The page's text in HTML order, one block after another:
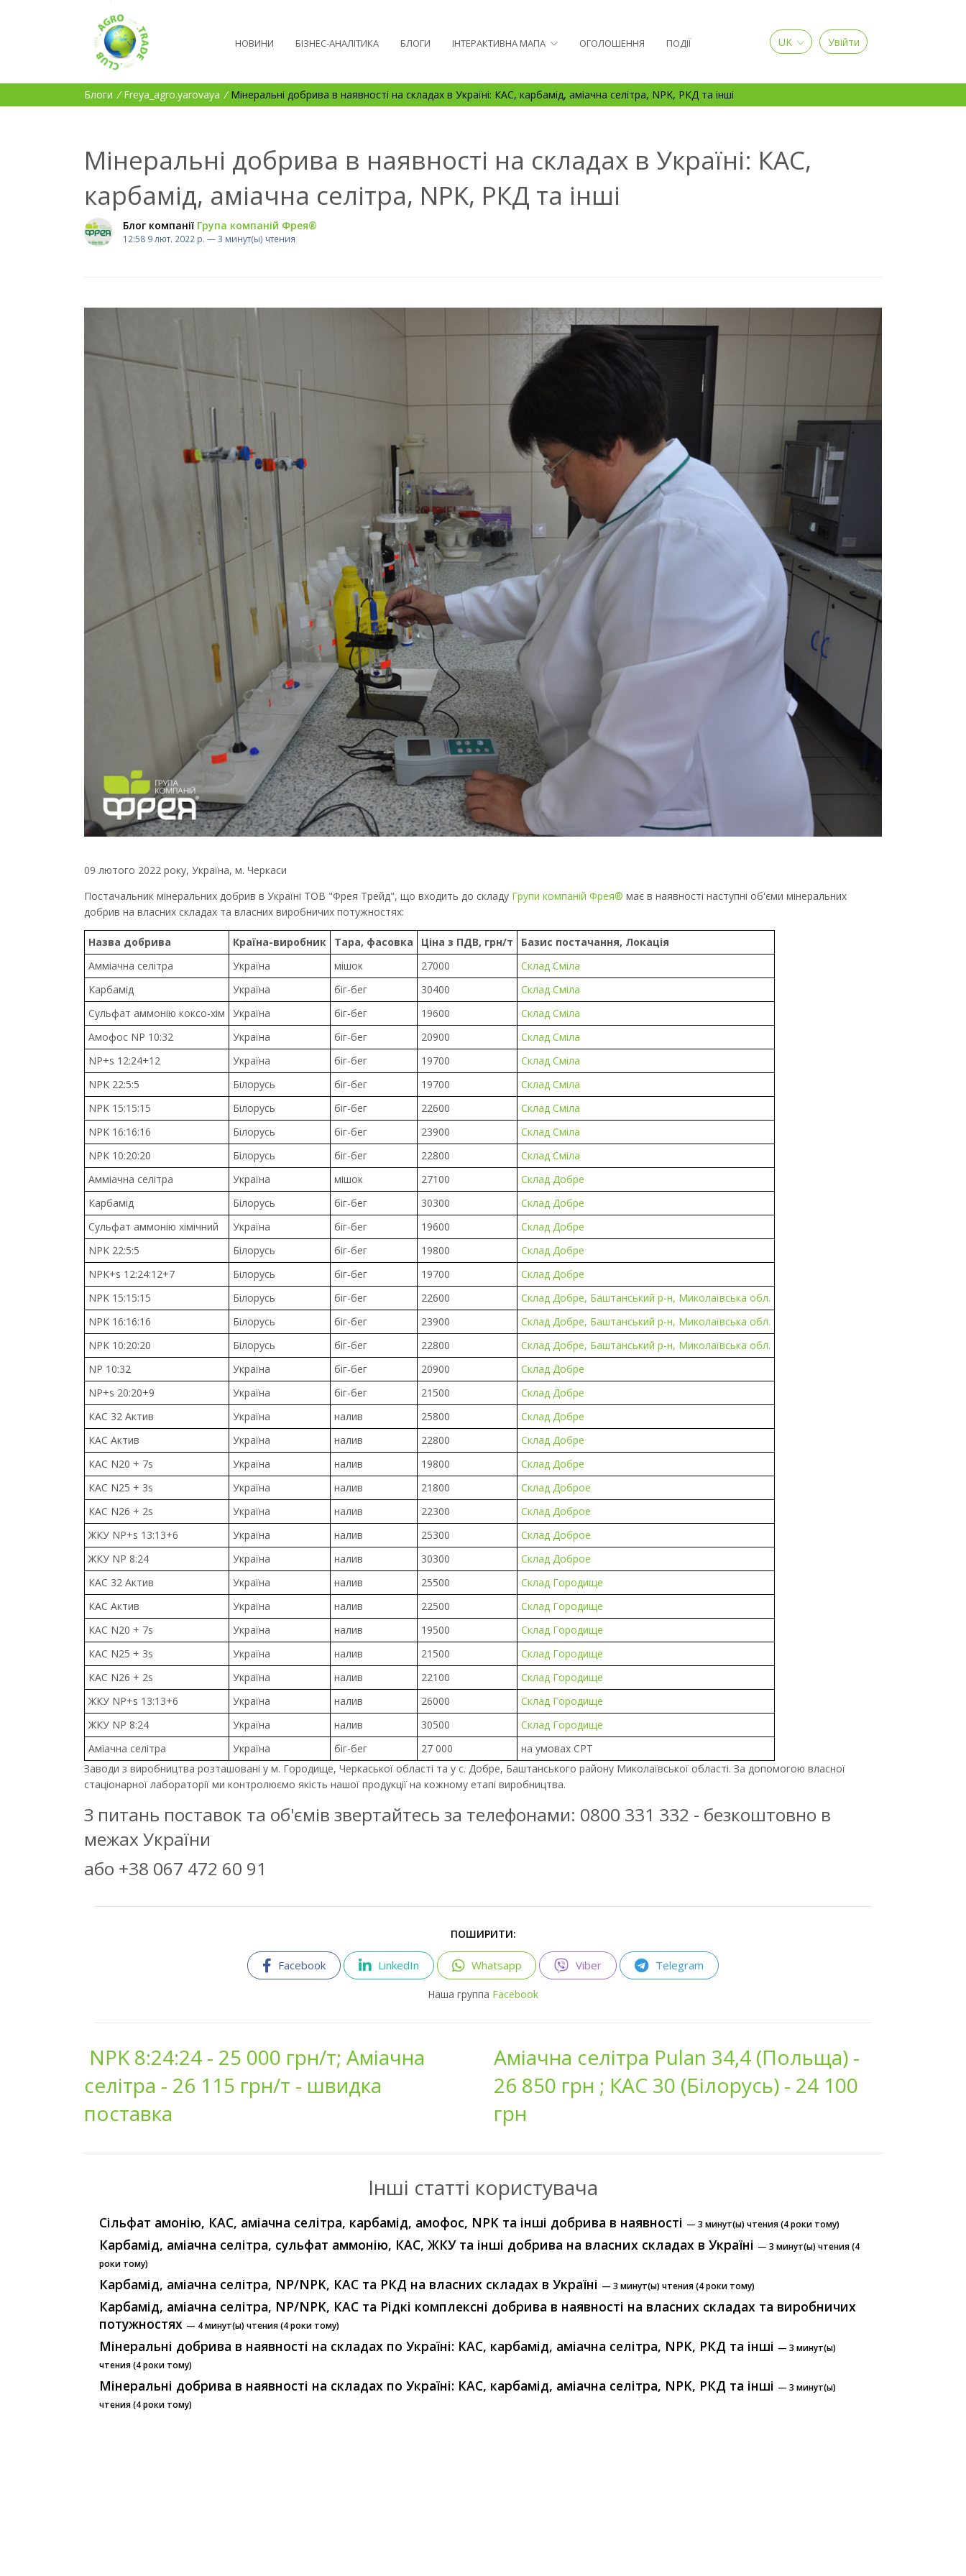
НОВИНИ БІЗНЕС-АНАЛІТИКА БЛОГИ ІНТЕРАКТИВНА МАПА ОГОЛОШЕННЯ ПОДІЇ UK Увійти
Блоги / Freya_agro.yarovaya / Мінеральні добрива в наявності на складах в Україні: КАС, карбамід, аміачна селітра, NPK, РКД та інші
Мінеральні добрива в наявності на складах в Україні: КАС,
карбамід, аміачна селітра, NPK, РКД та інші
Блог компанії Група компаній Фрея®
12:58 9 лют. 2022 р. — 3 минут(ы) чтения
09 лютого 2022 року, Україна, м. Черкаси
Постачальник мінеральних добрив в Україні ТОВ "Фрея Трейд", що входить до складу Групи компаній Фрея® має в наявності наступні об'єми мінеральних
добрив на власних складах та власних виробничих потужностях:
Назва добрива Країна-виробник Тара, фасовка Ціна з ПДВ, грн/т
Базис постачання, Локація
Амміачна селітра
Україна мішок 27000
Склад Сміла
Карбамід
Україна біг-бег 30400
Склад Сміла
Сульфат аммонію коксо-хім
Україна біг-бег 19600
Склад Сміла
Амофос NP 10:32
Україна біг-бег 20900
Склад Сміла
NP+s 12:24+12
Україна біг-бег 19700
Склад Сміла
NPK 22:5:5
Білорусь біг-бег 19700
Склад Сміла
NPK 15:15:15
Білорусь біг-бег 22600
Склад Сміла
NPK 16:16:16
Білорусь біг-бег 23900
Склад Сміла
NPK 10:20:20
Білорусь біг-бег 22800
Склад Сміла
Амміачна селітра
Україна мішок 27100
Склад Добре
Карбамід
Білорусь біг-бег 30300
Склад Добре
Сульфат аммонію хімічний
Україна біг-бег 19600
Склад Добре
NPK 22:5:5
Білорусь біг-бег 19800
Склад Добре
NPK+s 12:24:12+7
Білорусь біг-бег 19700
Склад Добре
NPK 15:15:15
Білорусь біг-бег 22600
Склад Добре, Баштанський р-н, Миколаївська обл.
NPK 16:16:16
Білорусь біг-бег 23900
Склад Добре, Баштанський р-н, Миколаївська обл.
NPK 10:20:20
Білорусь біг-бег 22800
Склад Добре, Баштанський р-н, Миколаївська обл.
NP 10:32
Україна біг-бег 20900
Склад Добре
NP+s 20:20+9
Україна біг-бег 21500
Склад Добре
КАС 32 Актив
Україна налив 25800
Склад Добре
КАС Актив
Україна налив 22800
Склад Добре
КАС N20 + 7s
Україна налив 19800
Склад Добре
КАС N25 + 3s
Україна налив 21800
Склад Доброе
КАС N26 + 2s
Україна налив 22300
Склад Доброе
ЖКУ NP+s 13:13+6
Україна налив 25300
Склад Доброе
ЖКУ NP 8:24
Україна налив 30300
Склад Доброе
КАС 32 Актив
Україна налив 25500
Склад Городище
КАС Актив
Україна налив 22500
Склад Городище
КАС N20 + 7s
Україна налив 19500
Склад Городище
КАС N25 + 3s
Україна налив 21500
Склад Городище
КАС N26 + 2s
Україна налив 22100
Склад Городище
ЖКУ NP+s 13:13+6
Україна налив 26000
Склад Городище
ЖКУ NP 8:24
Україна налив 30500
Склад Городище
Аміачна селітра
Україна біг-бег 27 000
на умовах CPT
Заводи з виробництва розташовані у м. Городище, Черкаської області та у с. Добре, Баштанського району Миколаївської області. За допомогою власної
стаціонарної лабораторії ми контролюємо якість нашої продукції на кожному етапі виробництва.
З питань поставок та об'ємів звертайтесь за телефонами: 0800 331 332 - безкоштовно в
межах України
або +38 067 472 60 91
ПОШИРИТИ:
Facebook LinkedIn Whatsapp Viber Telegram
Наша группа Facebook
NPK 8:24:24 - 25 000 грн/т; Аміачна
селітра - 26 115 грн/т - швидка
поставка
Аміачна селітра Pulan 34,4 (Польща) -
26 850 грн ; КАС 30 (Білорусь) - 24 100
грн
Інші статті користувача
Сільфат амонію, КАС, аміачна селітра, карбамід, амофос, NPK та інші добрива в наявності — 3 минут(ы) чтения (4 роки тому)
Карбамід, аміачна селітра, сульфат аммонію, КАС, ЖКУ та інші добрива на власних складах в Україні — 3 минут(ы) чтения (4
роки тому)
Карбамід, аміачна селітра, NP/NPK, КАС та РКД на власних складах в Україні — 3 минут(ы) чтения (4 роки тому)
Карбамід, аміачна селітра, NP/NPK, КАС та Рідкі комплексні добрива в наявності на власних складах та виробничих
потужностях — 4 минут(ы) чтения (4 роки тому)
Мінеральні добрива в наявності на складах по Україні: КАС, карбамід, аміачна селітра, NPK, РКД та інші — 3 минут(ы)
чтения (4 роки тому)
Мінеральні добрива в наявності на складах по Україні: КАС, карбамід, аміачна селітра, NPK, РКД та інші — 3 минут(ы)
чтения (4 роки тому)